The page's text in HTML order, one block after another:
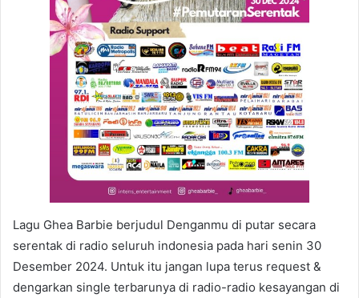
Lagu Ghea Barbie berjudul Denganmu di putar secara
serentak di radio seluruh indonesia pada hari senin 30
Desember 2024. Untuk itu jangan lupa terus request &
dengarkan single terbarunya di radio-radio kesayangan di